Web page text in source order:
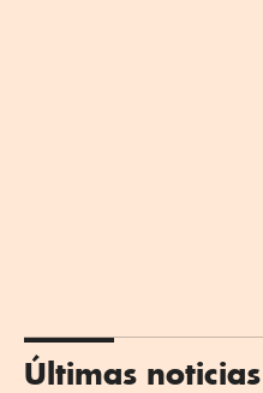
Últimas noticias